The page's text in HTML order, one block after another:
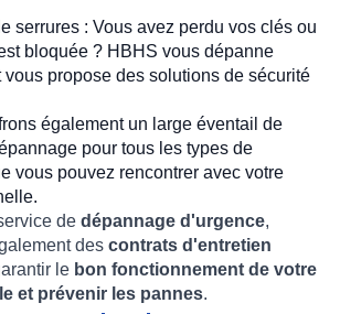
serrures : Vous avez perdu vos clés ou
bloquée ? HBHS vous dépanne
vous propose des solutions de sécurité
également un large éventail de
pour tous les types de
vous pouvez rencontrer avec votre
de dépannage d'urgence,
des contrats d'entretien
le bon fonctionnement de votre
et prévenir les pannes.